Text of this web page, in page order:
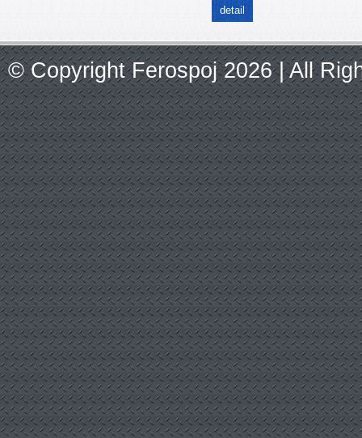
detail
© Copyright Ferospoj 2026 | All